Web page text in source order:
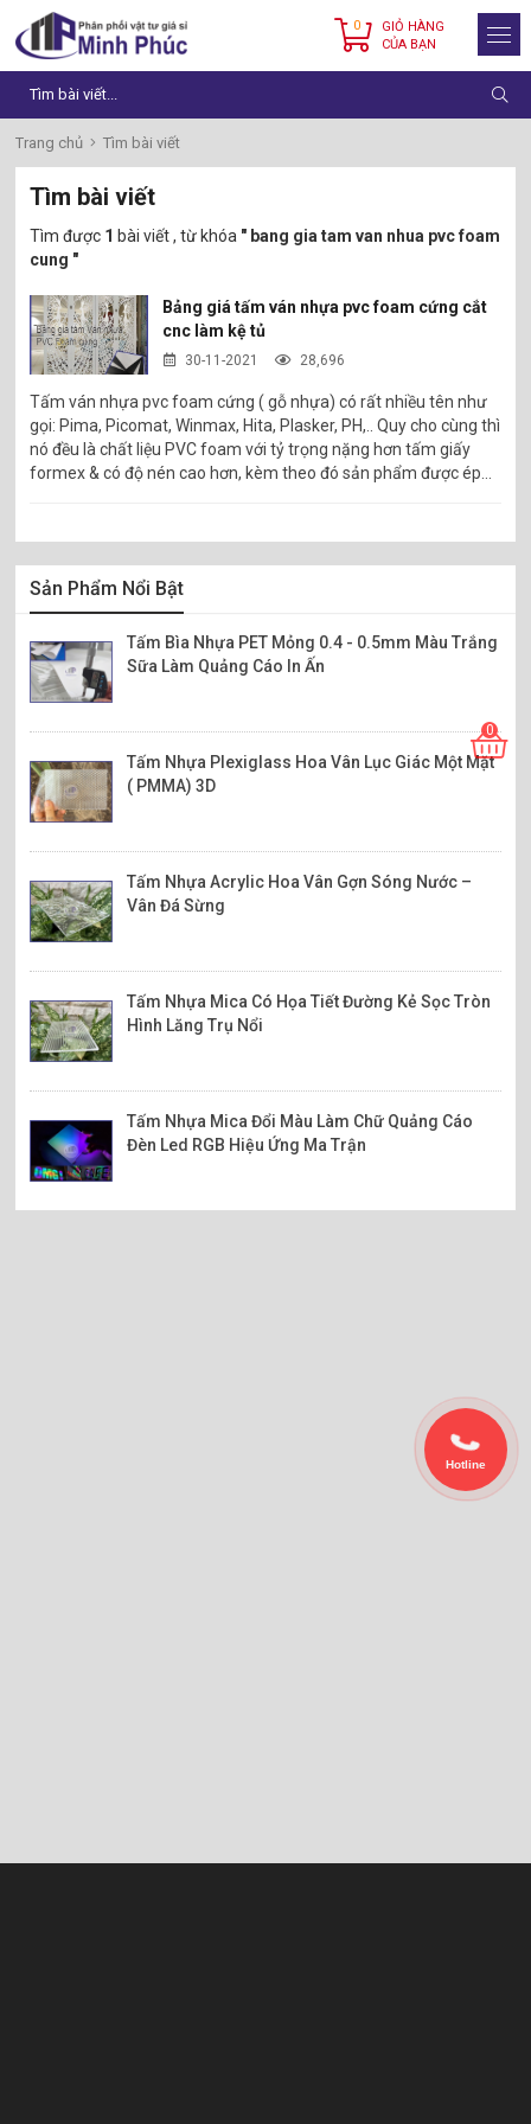
0
GIỎ HÀNG
CỦA BẠN
Trang chủ Tìm bài viết
Tìm bài viết
Tìm được 1 bài viết , từ khóa " bang gia tam van nhua pvc foam
cung "
Bảng giá tấm ván nhựa pvc foam cứng cắt
cnc làm kệ tủ
30-11-2021 28,696
Tấm ván nhựa pvc foam cứng ( gỗ nhựa) có rất nhiều tên như
gọi: Pima, Picomat, Winmax, Hita, Plasker, PH,.. Quy cho cùng thì
nó đều là chất liệu PVC foam với tỷ trọng nặng hơn tấm giấy
formex & có độ nén cao hơn, kèm theo đó sản phẩm được ép
Sản Phẩm Nổi Bật
Tấm Bìa Nhựa PET Mỏng 0.4 - 0.5mm Màu Trắng
Sữa Làm Quảng Cáo In Ấn
Tấm Nhựa Plexiglass Hoa Vân Lục Giác Một Mặt
( PMMA) 3D
Tấm Nhựa Acrylic Hoa Vân Gợn Sóng Nước –
Vân Đá Sừng
Tấm Nhựa Mica Có Họa Tiết Đường Kẻ Sọc Tròn
Hình Lăng Trụ Nổi
Tấm Nhựa Mica Đổi Màu Làm Chữ Quảng Cáo
Đèn Led RGB Hiệu Ứng Ma Trận
Hotline
0